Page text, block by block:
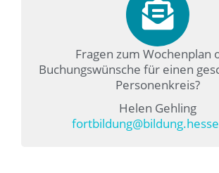
Fragen zum Wochenplan
Buchungswünsche für einen
Personenkreis?
Helen Gehling